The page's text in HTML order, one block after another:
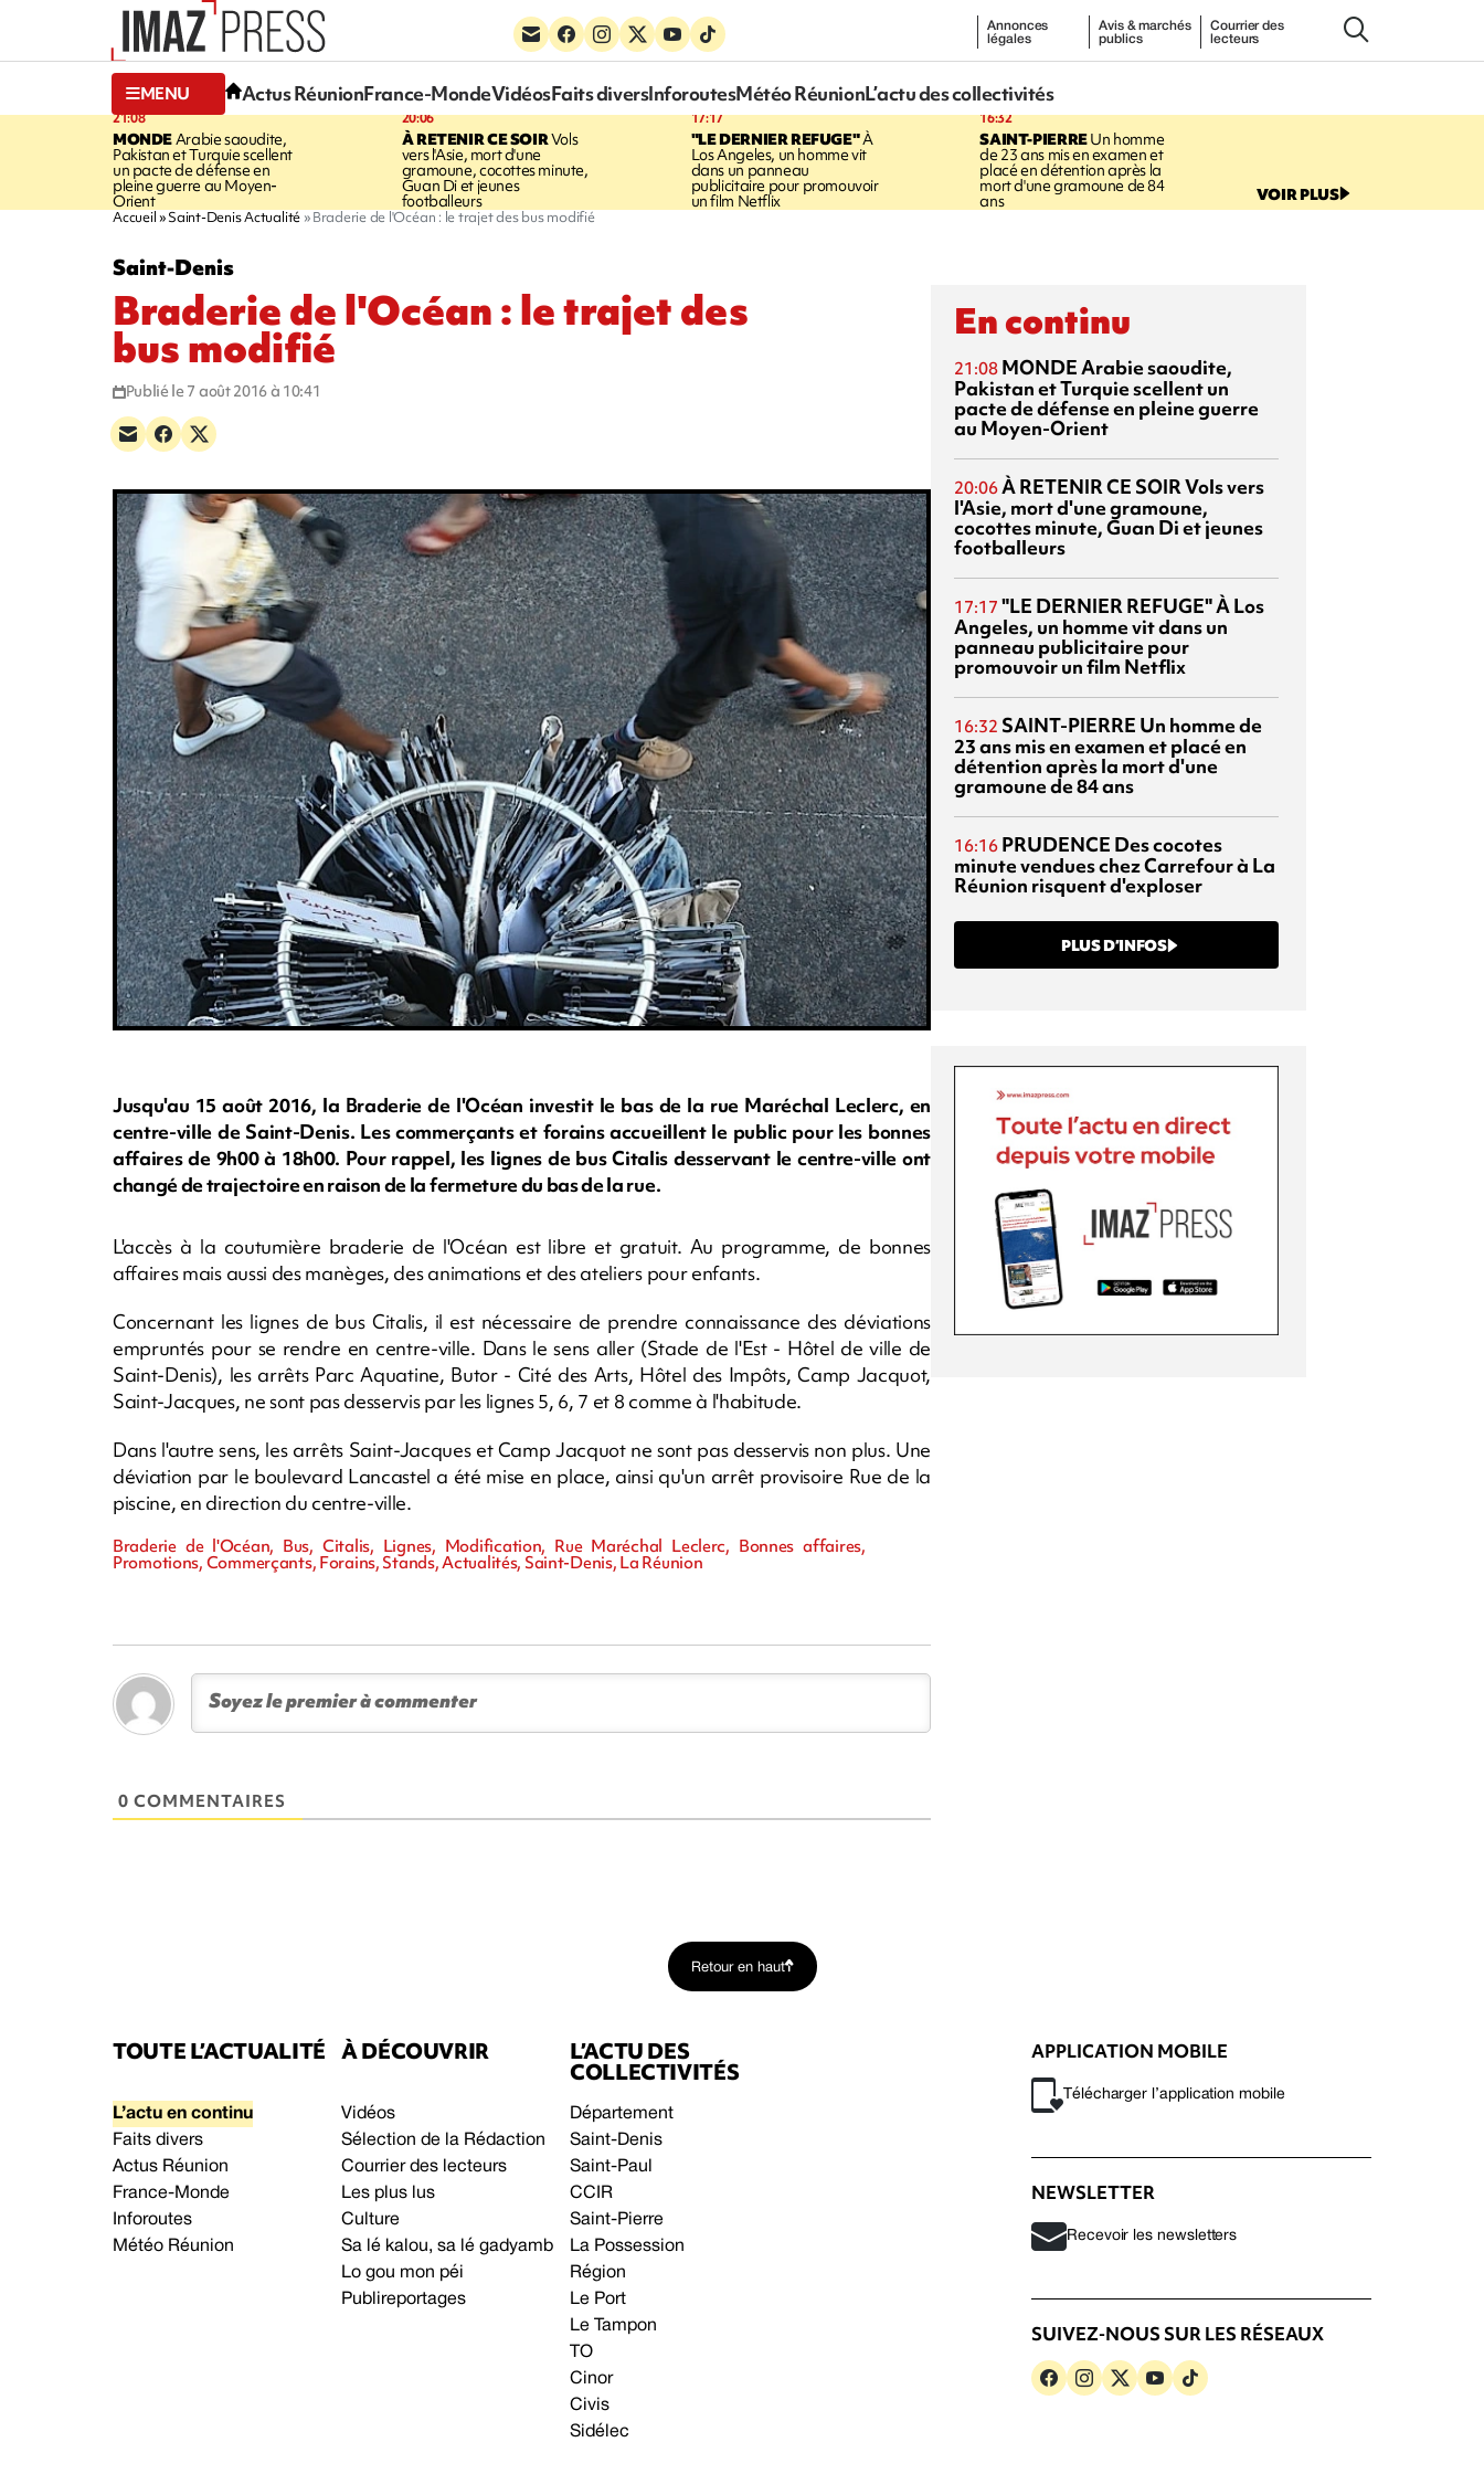
Annonces
légales
Avis & marchés
publics
Courrier des
lecteurs
MENU Actus RéunionFrance-MondeVidéosFaits diversInforoutesMétéo RéunionL’actu des collectivités
21:08
MONDE Arabie saoudite,
Pakistan et Turquie scellent
un pacte de défense en
pleine guerre au Moyen-
Orient
20:06
À RETENIR CE SOIRVols
vers l'Asie, mort d'une
gramoune, cocottes minute,
Guan Di et jeunes
footballeurs
17:17
"LE DERNIER REFUGE"À
Los Angeles, un homme vit
dans un panneau
publicitaire pour promouvoir
un film Netflix
16:32
SAINT-PIERREUn homme
de 23 ans mis en examen et
placé en détention après la
mort d'une gramoune de 84
ans VOIR PLUS
Accueil Saint-Denis Actualité Braderie de l'Océan : le trajet des bus modifié
Saint-Denis
Braderie de l'Océan : le trajet des
bus modifié
Publié le 7 août 2016 à 10:41
Jusqu'au 15 août 2016, la Braderie de l'Océan investit le bas de la rue Maréchal Leclerc, en
centre-ville de Saint-Denis. Les commerçants et forains accueillent le public pour les bonnes
affaires de 9h00 à 18h00. Pour rappel, les lignes de bus Citalis desservant le centre-ville ont
changé de trajectoire en raison de la fermeture du bas de la rue.
L'accès à la coutumière braderie de l'Océan est libre et gratuit. Au programme, de bonnes
affaires mais aussi des manèges, des animations et des ateliers pour enfants.
Concernant les lignes de bus Citalis, il est nécessaire de prendre connaissance des déviations
empruntés pour se rendre en centre-ville. Dans le sens aller (Stade de l'Est - Hôtel de ville de
Saint-Denis), les arrêts Parc Aquatine, Butor - Cité des Arts, Hôtel des Impôts, Camp Jacquot,
Saint-Jacques, ne sont pas desservis par les lignes 5, 6, 7 et 8 comme à l'habitude.
Dans l'autre sens, les arrêts Saint-Jacques et Camp Jacquot ne sont pas desservis non plus. Une
déviation par le boulevard Lancastel a été mise en place, ainsi qu'un arrêt provisoire Rue de la
piscine, en direction du centre-ville.
Braderie de l'Océan, Bus, Citalis, Lignes, Modification, Rue Maréchal Leclerc, Bonnes affaires,
Promotions, Commerçants, Forains, Stands, Actualités, Saint-Denis, La Réunion
0 COMMENTAIRES
En continu
21:08 MONDEArabie saoudite,
Pakistan et Turquie scellent un
pacte de défense en pleine guerre
au Moyen-Orient
20:06À RETENIR CE SOIRVols vers
l'Asie, mort d'une gramoune,
cocottes minute, Guan Di et jeunes
footballeurs
17:17 "LE DERNIER REFUGE"À Los
Angeles, un homme vit dans un
panneau publicitaire pour
promouvoir un film Netflix
16:32 SAINT-PIERRE Un homme de
23 ans mis en examen et placé en
détention après la mort d'une
gramoune de 84 ans
16:16 PRUDENCE Des cocotes
minute vendues chez Carrefour à La
Réunion risquent d'exploser
PLUS D’INFOS
Retour en haut
TOUTE L’ACTUALITÉ
L’actu en continu
Faits divers
Actus Réunion
France-Monde
Inforoutes
Météo Réunion
À DÉCOUVRIR
Vidéos
Sélection de la Rédaction
Courrier des lecteurs
Les plus lus
Culture
Sa lé kalou, sa lé gadyamb
Lo gou mon péi
Publireportages
L’ACTU DES
COLLECTIVITÉS
Département
Saint-Denis
Saint-Paul
CCIR
Saint-Pierre
La Possession
Région
Le Port
Le Tampon
TO
Cinor
Civis
Sidélec
APPLICATION MOBILE
Télécharger l’application mobile
NEWSLETTER
Recevoir les newsletters
SUIVEZ-NOUS SUR LES RÉSEAUX